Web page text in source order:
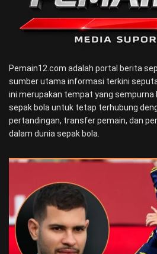
Pemain12.com adalah portal berita
sumber utama informasi terkini
ini merupakan tempat yang sempurna
sepak bola untuk tetap terhubung
pertandingan, transfer pemain, dan
dalam dunia sepak bola.